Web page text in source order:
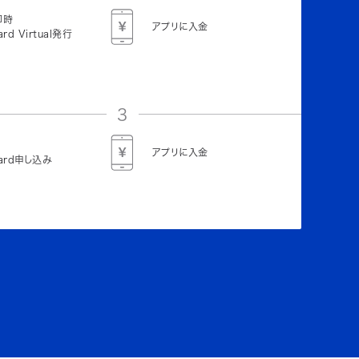
時
Virtual発行
アプリに入金
申し込み
3
アプリに入金